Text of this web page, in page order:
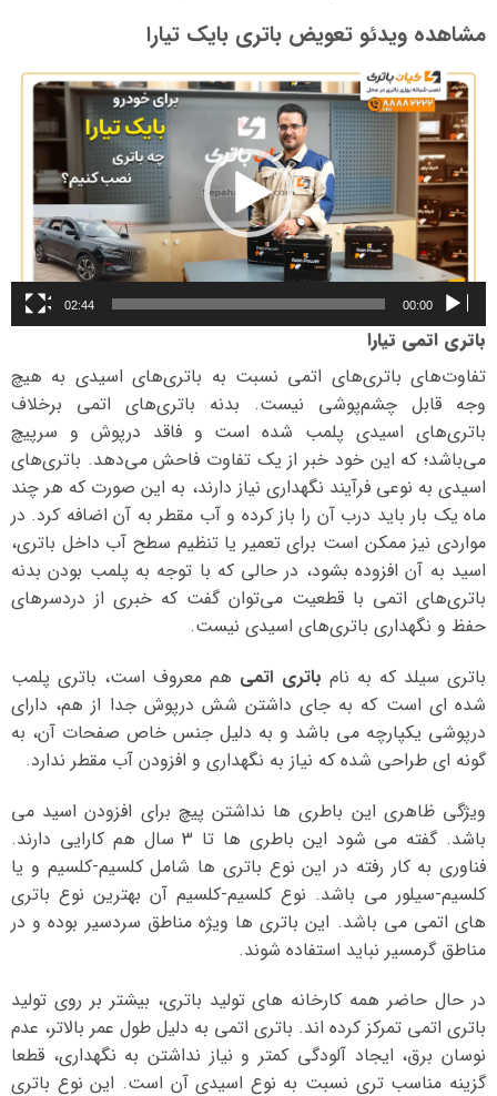
مشاهده ویدئو تعویض باتری بایک تیارا
نمایشگر
ویدیو
00:00
02:44
باتری اتمی تیارا
تفاوت‌های باتری‌های اتمی نسبت به باتری‌های اسیدی به هیچ
وجه قابل چشم‌پوشی نیست. بدنه باتری‌های اتمی برخلاف
باتری‌های اسیدی پلمب شده است و فاقد درپوش و سرپیچ
می‌باشد؛ که این خود خبر از یک تفاوت فاحش می‌دهد. باتری‌های
اسیدی به نوعی فرآیند نگهداری نیاز دارند، به این صورت که هر چند
ماه یک بار باید درب آن را باز کرده و آب مقطر به آن اضافه کرد. در
مواردی نیز ممکن است برای تعمیر یا تنظیم سطح آب داخل باتری،
اسید به آن افزوده بشود، در حالی که با توجه به پلمب بودن بدنه
باتری‌های اتمی با قطعیت می‌توان گفت که خبری از دردسرهای
حفظ و نگهداری باتری‌های اسیدی نیست.
باتری سیلد که به نام باتری اتمی هم معروف است، باتری پلمب
شده ای است که به جای داشتن شش درپوش جدا از هم، دارای
درپوشی یکپارچه می باشد و به دلیل جنس خاص صفحات آن، به
گونه ای طراحی شده که نیاز به نگهداری و افزودن آب مقطر ندارد.
ویژگی ظاهری این باطری ها نداشتن پیچ برای افزودن اسید می
باشد. گفته می شود این باطری ها تا 3 سال هم کارایی دارند.
فناوری به کار رفته در این نوع باتری ها شامل کلسیم-کلسیم و یا
کلسیم-سیلور می باشد. نوع کلسیم-کلسیم آن بهترین نوع باتری
های اتمی می باشد. این باتری ها ویژه مناطق سردسیر بوده و در
مناطق گرمسیر نباید استفاده شوند.
در حال حاضر همه کارخانه های تولید باتری، بیشتر بر روی تولید
باتری اتمی تمرکز کرده اند. باتری اتمی به دلیل طول عمر بالاتر، عدم
نوسان برق، ایجاد آلودگی کمتر و نیاز نداشتن به نگهداری، قطعا
گزینه مناسب تری نسبت به نوع اسیدی آن است. این نوع باتری